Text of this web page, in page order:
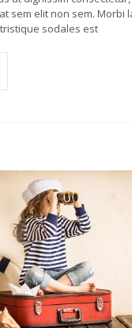
sem elit non sem. Morbi
sodales est